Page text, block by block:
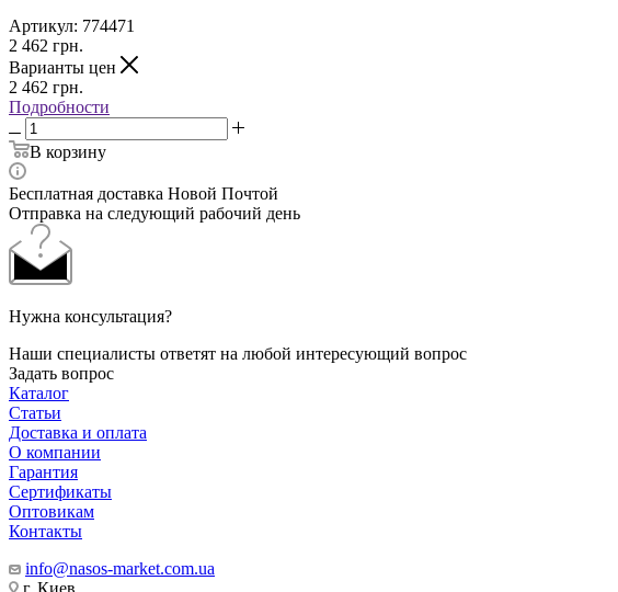
Артикул: 774471
2 462 грн.
Варианты цен
2 462 грн.
Подробности
В корзину
Бесплатная доставка Новой Почтой
Отправка на следующий рабочий день
Нужна консультация?
Наши специалисты ответят на любой интересующий вопрос
Задать вопрос
Каталог
Статьи
Доставка и оплата
О компании
Гарантия
Сертификаты
Оптовикам
Контакты
info@nasos-market.com.ua
г. Киев